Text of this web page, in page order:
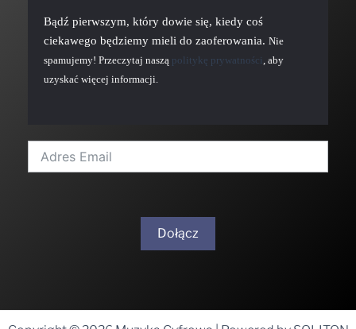
Bądź pierwszym, który dowie się, kiedy coś
ciekawego będziemy mieli do zaoferowania. Nie
spamujemy! Przeczytaj naszą politykę prywatności , aby
uzyskać więcej informacji.
Dołącz